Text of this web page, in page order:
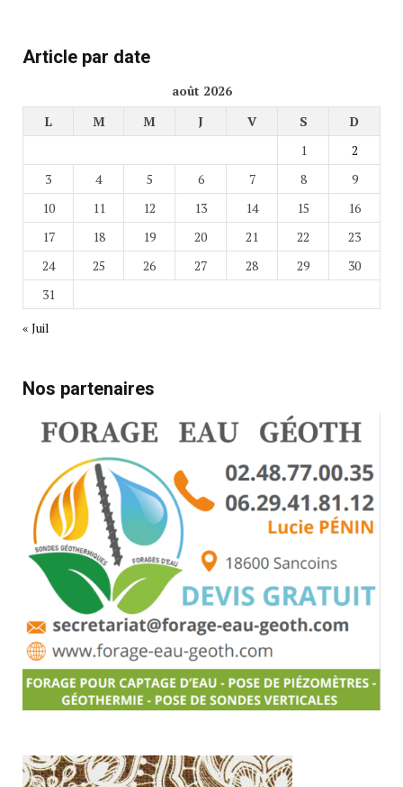
Article par date
août 2026
L
M M J V S
D
1
2
3
4 5 6 7 8
9
10
11 12 13 14 15
16
17
18 19 20 21 22
23
24
25 26 27 28 29
30
31
« Juil
Nos partenaires